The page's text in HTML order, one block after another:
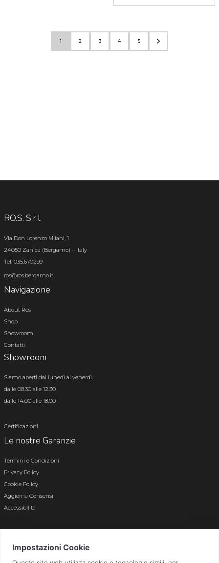
1 2 3 4 5
RO.S. S.r.l.
Via Don Lorenzo Milani, 1
24050 Zanica (Bergamo) – Italy
Tel. 035.670299
ros@ros.bergamo.it
Navigazione
About Ros
Shop
Showroom
Contatti
Showroom
Siamo aperti dal lunedì al venerdì
dalle 08.30 alle 12.30
dalle 14.00 alle 18.00
Certificazioni
Le nostre Garanzie
Termini e Condizioni
Privacy Policy
Cookie Policy
Aggiorna Consensi
Accessibilità